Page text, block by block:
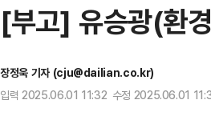
[부고] 유승광(환
장정욱 기자 (cju@dailian.co.kr)
입력 2025.06.01 11:32 수정 2025.06.01